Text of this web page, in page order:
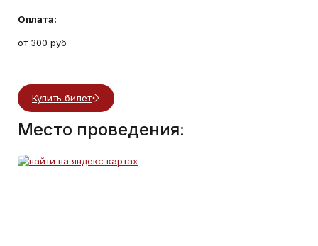
Оплата:
от 300 руб
Купить билет
Место проведения: